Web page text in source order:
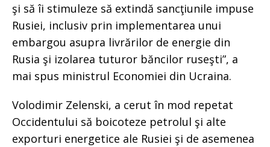
şi să îi stimuleze să extindă sancţiunile impuse
Rusiei, inclusiv prin implementarea unui
embargou asupra livrărilor de energie din
Rusia şi izolarea tuturor băncilor ruseşti”, a
mai spus ministrul Economiei din Ucraina.
Volodimir Zelenski, a cerut în mod repetat
Occidentului să boicoteze petrolul şi alte
exporturi energetice ale Rusiei şi de asemenea